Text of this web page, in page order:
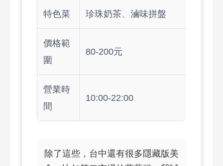
特色菜 珍珠奶茶、滷味拼盤
價格範
圍
80-200元
營業時
間
10:00-22:00
除了這些，台中還有很多隱藏版美